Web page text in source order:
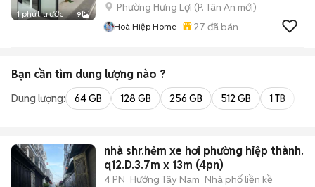
1 phút trước 9
Phường Hưng Lợi (P. Tân An mới)
Hoà Hiệp Home 27 đã bán
Bạn cần tìm dung lượng nào ?
Dung lượng: 64 GB 128 GB 256 GB 512 GB 1 TB
nhà shr.hẻm xe hơi phường hiệp thành.
q12.D.3.7m x 13m (4pn)
4 PN Hướng Tây Nam Nhà phố liền kề